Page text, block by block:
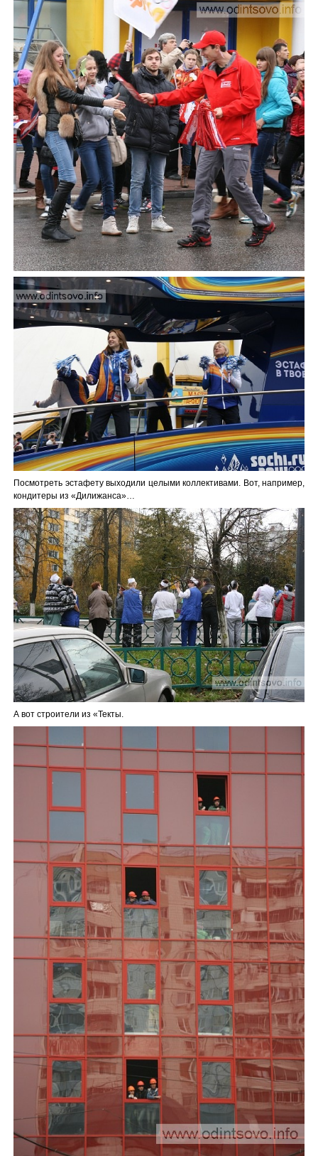
Посмотреть эстафету выходили целыми коллективами. Вот, например,
кондитеры из «Дилижанса»…
А вот строители из «Текты.